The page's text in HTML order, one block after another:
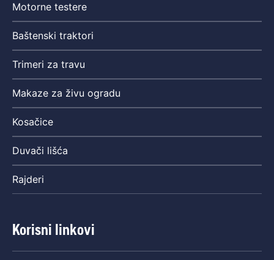
Motorne testere
Baštenski traktori
Trimeri za travu
Makaze za živu ogradu
Kosačice
Duvači lišća
Rajderi
Korisni linkovi